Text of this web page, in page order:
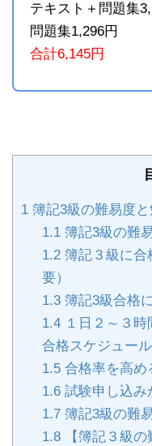
テキスト＋問題集
問題集1,296円
合計6,145円
1 簿記3級の難易度
1.1簿記3級の難
1.2簿記３級に合
要）
1.3簿記3級合格
1.4１日２～３時
合格スケジュール
1.5合格率を高め
1.6試験申し込み
1.7簿記3級の難
1.8【簿記３級の